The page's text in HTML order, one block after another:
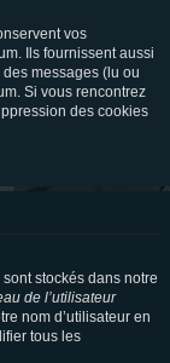
vos
Ils fournissent aussi
messages (lu ou
Si vous rencontrez
des cookies
stockés dans notre
de l’utilisateur
nom d’utilisateur en
tous les